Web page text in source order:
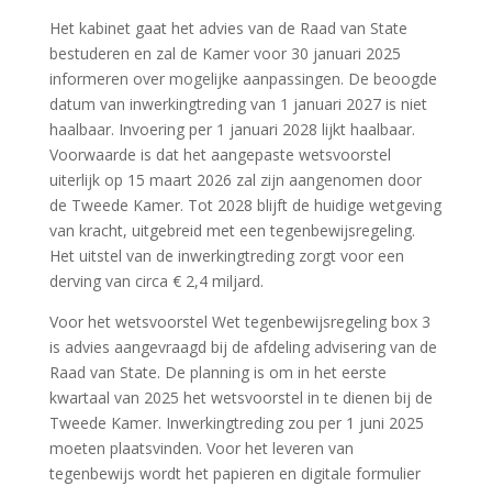
Het kabinet gaat het advies van de Raad van State
bestuderen en zal de Kamer voor 30 januari 2025
informeren over mogelijke aanpassingen. De beoogde
datum van inwerkingtreding van 1 januari 2027 is niet
haalbaar. Invoering per 1 januari 2028 lijkt haalbaar.
Voorwaarde is dat het aangepaste wetsvoorstel
uiterlijk op 15 maart 2026 zal zijn aangenomen door
de Tweede Kamer. Tot 2028 blijft de huidige wetgeving
van kracht, uitgebreid met een tegenbewijsregeling.
Het uitstel van de inwerkingtreding zorgt voor een
derving van circa € 2,4 miljard.
Voor het wetsvoorstel Wet tegenbewijsregeling box 3
is advies aangevraagd bij de afdeling advisering van de
Raad van State. De planning is om in het eerste
kwartaal van 2025 het wetsvoorstel in te dienen bij de
Tweede Kamer. Inwerkingtreding zou per 1 juni 2025
moeten plaatsvinden. Voor het leveren van
tegenbewijs wordt het papieren en digitale formulier